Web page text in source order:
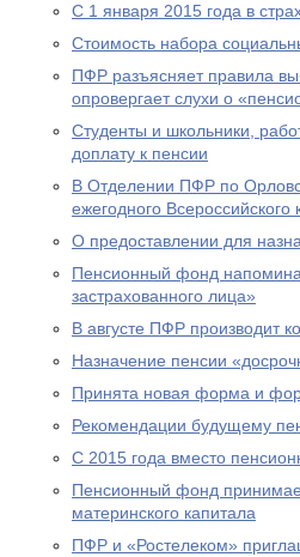
С 1 января 2015 года в
Стоимость набора
ПФР разъясняет правила
опровергает слухи о
Студенты и школьники,
доплату к пенсии
В Отделении ПФР по
ежегодного
О предоставлении для
Пенсионный фонд
застрахованного лица»
В августе ПФР производит
Назначение пенсии
Принята новая форма и
Рекомендации будущему
С 2015 года вместо
Пенсионный фонд
материнского капитала
ПФР и «Ростелеком»